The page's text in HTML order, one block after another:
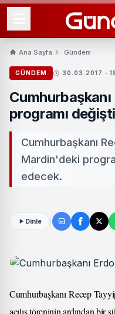
Ana Sayfa Gündem
GÜNDEM 30.03.2017 -
programı değişti
Cumhurbaşkanı
Mardin'deki
edecek.
Dinle
Cumhurbaşkanı Recep
açılış töreninin ardından bir